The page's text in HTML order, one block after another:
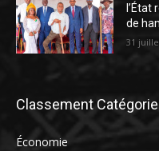
de
31
Classement
Économie